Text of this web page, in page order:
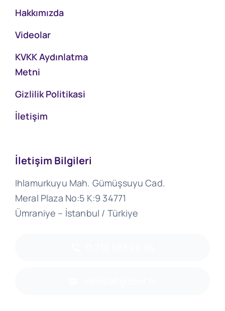
Hakkımızda
Videolar
KVKK Aydınlatma
Metni
Gizlilik Politikasi
İletişim
İletişim Bilgileri
Ihlamurkuyu Mah. Gümüşsuyu Cad.
Meral Plaza No:5 K:9 34771
Ümraniye – İstanbul / Türkiye